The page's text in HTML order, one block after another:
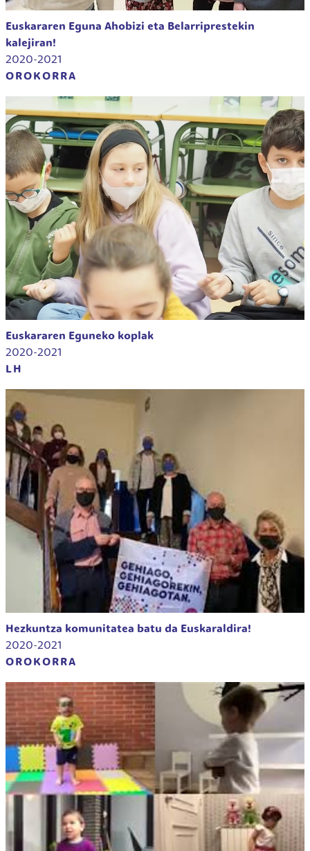
Euskararen Eguna Ahobizi eta Belarriprestekin
kalejiran!
2020-2021
OROKORRA
Euskararen Eguneko koplak
2020-2021
LH
Hezkuntza komunitatea batu da Euskaraldira!
2020-2021
OROKORRA